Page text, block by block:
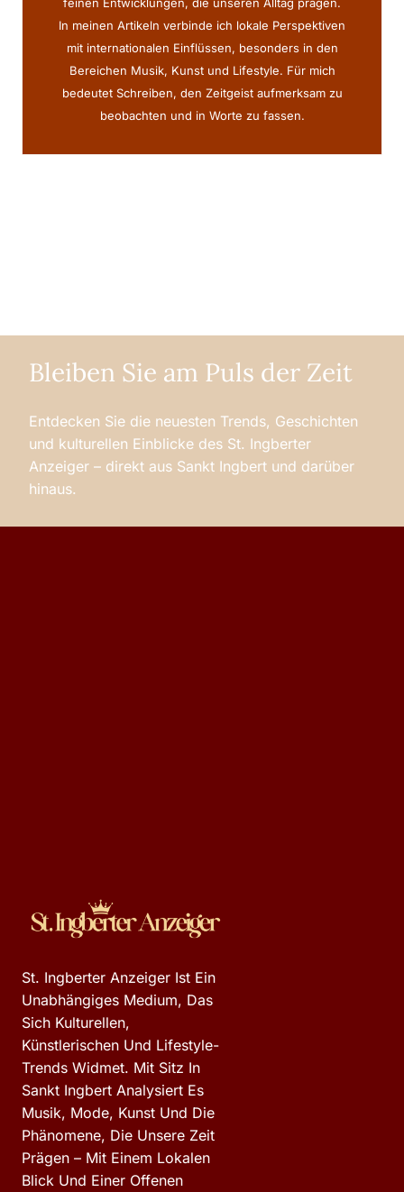
In meinen Artikeln verbinde ich lokale Perspektiven
mit internationalen Einflüssen, besonders in den
Bereichen Musik, Kunst und Lifestyle. Für mich
bedeutet Schreiben, den Zeitgeist aufmerksam zu
beobachten und in Worte zu fassen.
Bleiben Sie am Puls der Zeit
Entdecken Sie die neuesten Trends, Geschichten
und kulturellen Einblicke des St. Ingberter
Anzeiger – direkt aus Sankt Ingbert und darüber
hinaus.
St. Ingberter Anzeiger Ist Ein
Unabhängiges Medium, Das
Sich Kulturellen,
Künstlerischen Und Lifestyle-
Trends Widmet. Mit Sitz In
Sankt Ingbert Analysiert Es
Musik, Mode, Kunst Und Die
Phänomene, Die Unsere Zeit
Prägen – Mit Einem Lokalen
Blick Und Einer Offenen